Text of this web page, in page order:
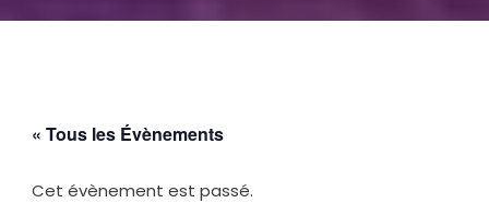
« Tous les Évènements
Cet évènement est passé.